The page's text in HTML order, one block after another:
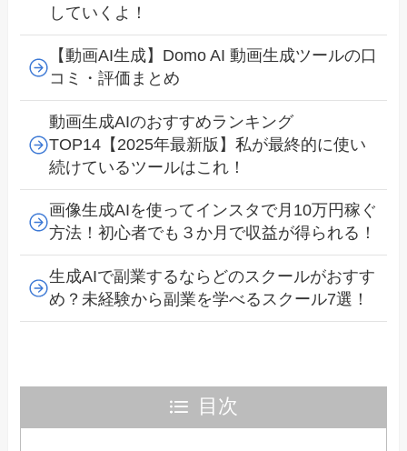
していくよ！
【動画AI生成】Domo AI 動画生成ツールの口
コミ・評価まとめ
動画生成AIのおすすめランキング
TOP14【2025年最新版】私が最終的に使い
続けているツールはこれ！
画像生成AIを使ってインスタで月10万円稼ぐ
方法！初心者でも３か月で収益が得られる！
生成AIで副業するならどのスクールがおすす
め？未経験から副業を学べるスクール7選！
目次